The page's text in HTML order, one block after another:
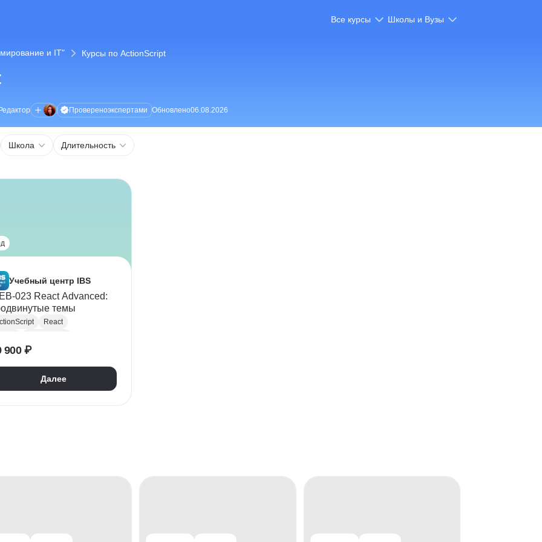
Все курсы Школы и Вузы
и IT" Курсы по ActionScript
Редактор Провереноэкспертами Обновлено06.08.2026
Школа Длительность
Учебный центр IBS
023 React Advanced:
темы
React
тестирование
разработка
Cypress
900 ₽
Далее